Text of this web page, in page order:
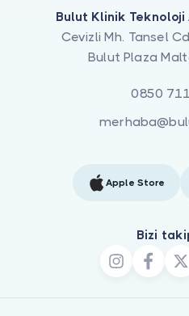
Bulut Klinik Teknoloji
Cevizli Mh. Tansel
Bulut Plaza
0850
Apple Store
Bizi